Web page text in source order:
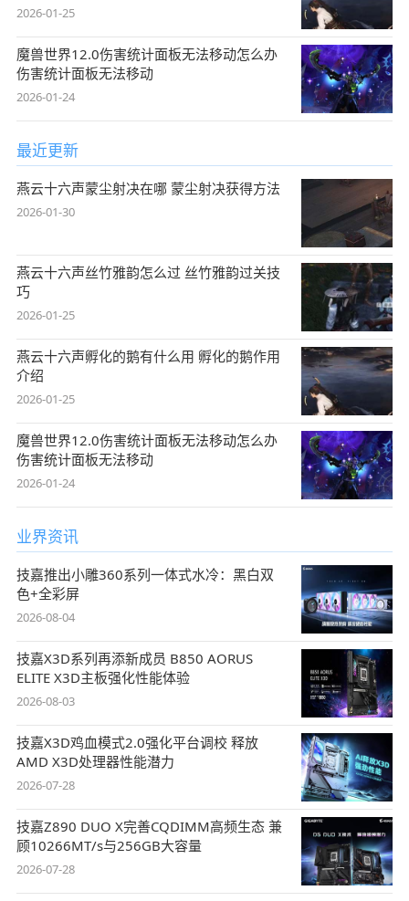
2026-01-25
魔兽世界12.0伤害统计面板无法移动怎么办
伤害统计面板无法移动
2026-01-24
最近更新
燕云十六声蒙尘射决在哪 蒙尘射决获得方法
2026-01-30
燕云十六声丝竹雅韵怎么过 丝竹雅韵过关技
巧
2026-01-25
燕云十六声孵化的鹅有什么用 孵化的鹅作用
介绍
2026-01-25
魔兽世界12.0伤害统计面板无法移动怎么办
伤害统计面板无法移动
2026-01-24
业界资讯
技嘉推出小雕360系列一体式水冷：黑白双
色+全彩屏
2026-08-04
技嘉X3D系列再添新成员 B850 AORUS
ELITE X3D主板强化性能体验
2026-08-03
技嘉X3D鸡血模式2.0强化平台调校 释放
AMD X3D处理器性能潜力
2026-07-28
技嘉Z890 DUO X完善CQDIMM高频生态 兼
顾10266MT/s与256GB大容量
2026-07-28